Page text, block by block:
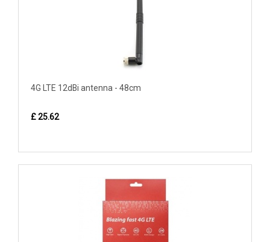
4G LTE 12dBi antenna - 48cm
£ 25.62